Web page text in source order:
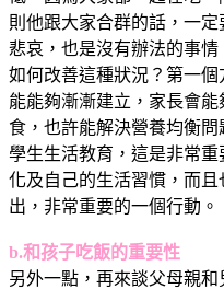
則他跟大家合群的話，一
悲哀，也是沒有辦法的事情
如何改善這種狀況？第一
能能夠漸漸建立，家長會
食，也許能解決營養均衡
學生生活教育，這是非常
化及自己的生活習慣，而
出，非常重要的一個行動。
b.和孩子吃飯的重要性
另外一點，再來談父母親